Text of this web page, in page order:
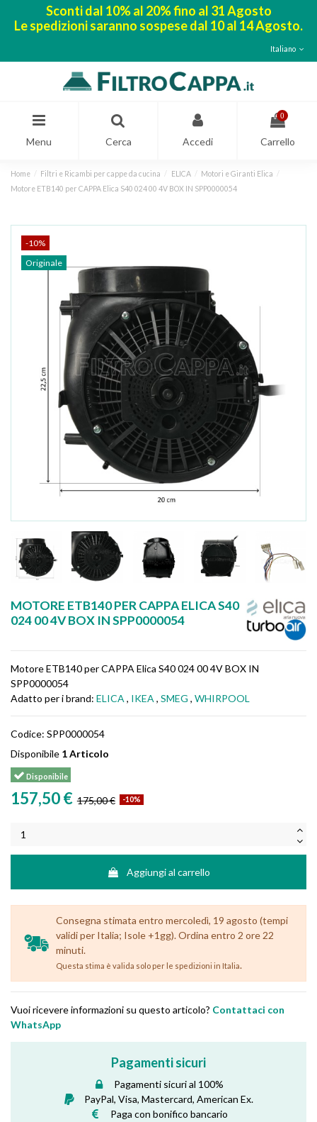
Sconti dal 10% al 20% fino al 31 Agosto
Le spedizioni saranno sospese dal 10 al 14 Agosto.
Italiano
Menu Cerca Accedi
0
Carrello
Home Filtri e Ricambi per cappe da cucina ELICA
Motori e Giranti Elica
Motore ETB140 per CAPPA Elica S40 024 00 4V BOX IN SPP0000054
-10%
Originale
MOTORE ETB140 PER CAPPA ELICA S40
024 00 4V BOX IN SPP0000054
Motore ETB140 per CAPPA Elica S40 024 00 4V BOX IN
SPP0000054
Adatto per i brand: ELICA , IKEA , SMEG , WHIRPOOL
Codice: SPP0000054
Disponibile 1 Articolo
Disponibile
157,50 € 175,00 € -10%
Aggiungi al carrello
Consegna stimata entro mercoledì, 19 agosto (tempi
validi per Italia; Isole +1gg). Ordina entro 2 ore 22
minuti.
Questa stima è valida solo per le spedizioni in Italia.
Vuoi ricevere informazioni su questo articolo? Contattaci con
WhatsApp
Pagamenti sicuri
Pagamenti sicuri al 100%
PayPal, Visa, Mastercard, American Ex.
Paga con bonifico bancario